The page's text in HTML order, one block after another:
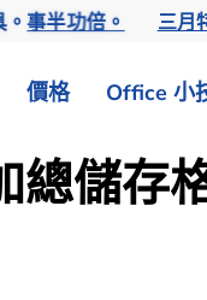
。事半功倍。 三月
價格 Office 小
總儲存